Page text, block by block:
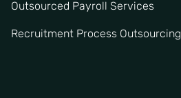
Outsourced Payroll Services
Recruitment Process Outsourcing